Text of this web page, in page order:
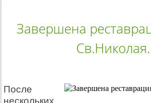
Завершена
Св.Николая.
После
нескольких